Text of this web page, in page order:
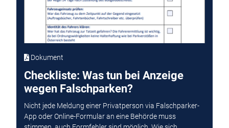
Dokument
Checkliste: Was tun bei Anzeige
wegen Falschparken?
Nicht jede Meldung einer Privatperson via Falschparker-
App oder Online-Formular an eine Behörde muss